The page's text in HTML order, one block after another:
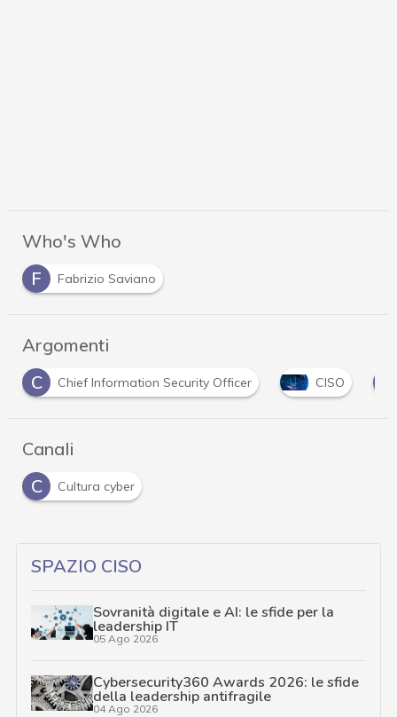
Who's Who
F
Fabrizio Saviano
Argomenti
C
Chief Information Security Officer CISO
Canali
C
Cultura cyber
SPAZIO CISO
Sovranità digitale e AI: le sfide per la
leadership IT
05 Ago 2026
Cybersecurity360 Awards 2026: le sfide
della leadership antifragile
04 Ago 2026